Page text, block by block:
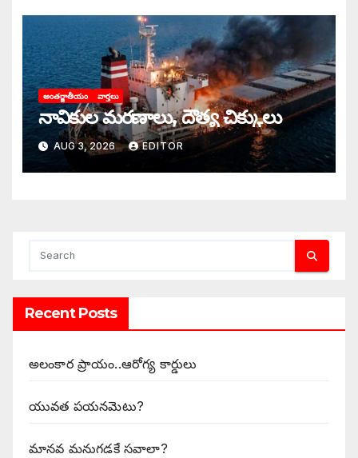
అంతర్జాతీయం వార్తలు
నావికుల మరణాలు, దౌత్య చిక్కులు
AUG 3, 2026 EDITOR
Recent Posts
అలంకార ప్రాయం..ఆరోగ్య కార్డులు
యువత పయనమెటు?
మానవ మనుగడకే సవాలా?